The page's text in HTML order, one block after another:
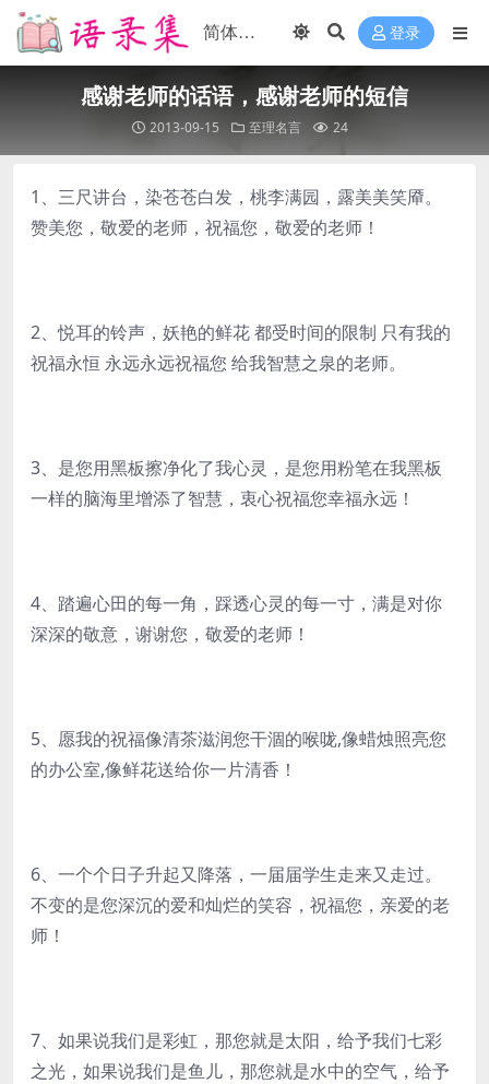
登录
感谢老师的话语，感谢老师的短信
2013-09-15 至理名言 24
1、三尺讲台，染苍苍白发，桃李满园，露美美笑厣。
赞美您，敬爱的老师，祝福您，敬爱的老师！
2、悦耳的铃声，妖艳的鲜花 都受时间的限制 只有我的
祝福永恒 永远永远祝福您 给我智慧之泉的老师。
3、是您用黑板擦净化了我心灵，是您用粉笔在我黑板
一样的脑海里增添了智慧，衷心祝福您幸福永远！
4、踏遍心田的每一角，踩透心灵的每一寸，满是对你
深深的敬意，谢谢您，敬爱的老师！
5、愿我的祝福像清茶滋润您干涸的喉咙,像蜡烛照亮您
的办公室,像鲜花送给你一片清香！
6、一个个日子升起又降落，一届届学生走来又走过。
不变的是您深沉的爱和灿烂的笑容，祝福您，亲爱的老
师！
7、如果说我们是彩虹，那您就是太阳，给予我们七彩
之光，如果说我们是鱼儿，那您就是水中的空气，给予